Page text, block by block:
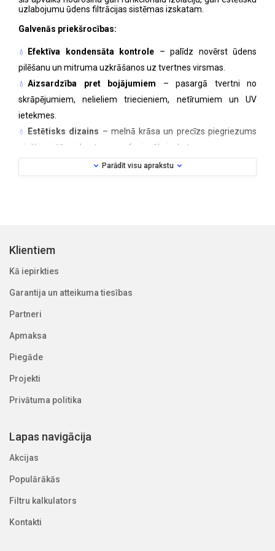
uzlabojumu ūdens filtrācijas sistēmas izskatam.
Galvenās priekšrocības:
Efektīva kondensāta kontrole – palīdz novērst ūdens
pilēšanu un mitruma uzkrāšanos uz tvertnes virsmas.
Aizsardzība pret bojājumiem – pasargā tvertni no
skrāpējumiem, nelieliem triecieniem, netīrumiem un UV
ietekmes.
Estētisks dizains – melnā krāsa un precīzs piegriezums
piešķir sistēmai koptu un profesionālu izskatu.
Ērta uzstādīšana un kopšana– apvalkam visā garumā
iestrādāts rāvējslēdzējs, kas ļauj to ātri uzvilkt vai noņemt;
Materiāls:
Krāsa:Melna
Mazgāšana:
Parādīt visu aprakstu
Klientiem
Kā iepirkties
Garantija un atteikuma tiesības
Partneri
Apmaksa
Piegāde
Projekti
Privātuma politika
Lapas navigācija
Akcijas
Populārākās
Filtru kalkulators
Kontakti